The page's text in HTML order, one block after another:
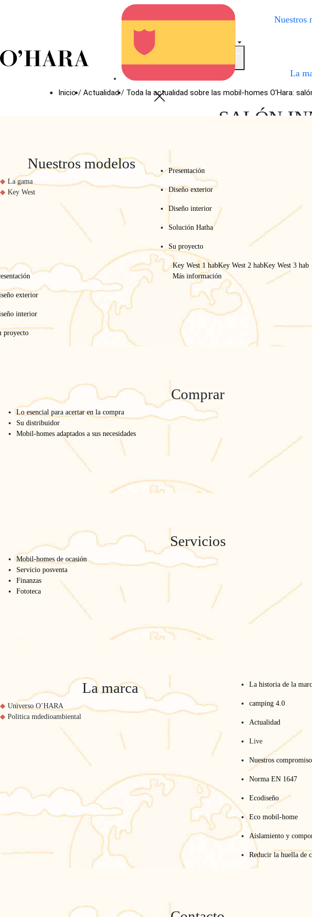
Nuestros
La
Nuestros modelos
La gama
Key West
Presentación
Diseño exterior
Diseño interior
Solución Hatha
Su proyecto
exterior
interior
proyecto
Key West 1 habKey West 2 habKey West 3 hab
Más información
Comprar
Lo esencial para acertar en la compra
Su distribuidor
Mobil-homes adaptados a sus necesidades
Servicios
Mobil-homes de ocasión
Servicio posventa
Finanzas
Fototeca
La marca
Universo O’HARA
Politica mdedioambiental
La historia de la
camping 4.0
Actualidad
Live
Nuestros
Norma EN 1647
Ecodiseño
Eco mobil-home
Aislamiento y
Reducir la huella de
Inicio / Actualidad / Toda la actualidad sobre las mobil-homes O'Hara:
SALÓN
La marca O'Hara se complace en participar en la 7.ª edición de
Hermo García, nuestro responsable comercial, estará
del 21
Key west 2027: nuestra
la hostelería al aire libre
Comprar
Conviértase en propietario
Escoja su mobil-home
Precios de las
Mobil-homes de